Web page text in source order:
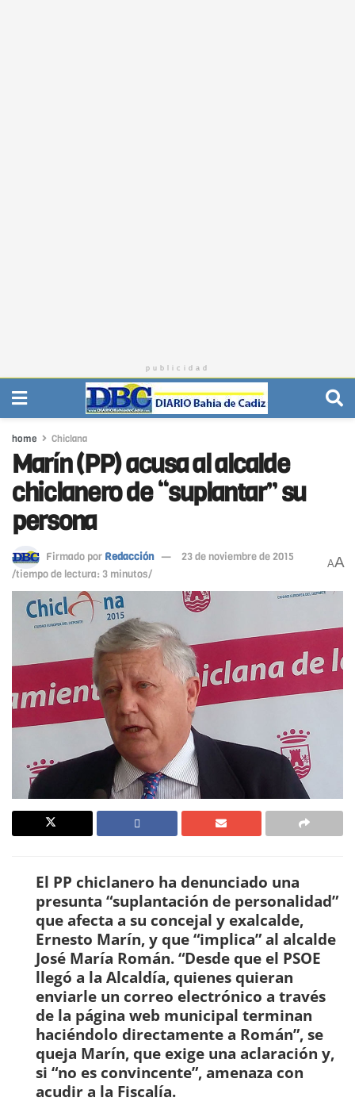
publicidad
home Chiclana
Marín (PP) acusa al alcalde
chiclanero de “suplantar” su
persona
Firmado por Redacción
23 de noviembre de 2015
/tiempo de lectura: 3 minutos/
AA
El PP chiclanero ha denunciado una
presunta “suplantación de personalidad”
que afecta a su concejal y exalcalde,
Ernesto Marín, y que “implica” al alcalde
José María Román. “Desde que el PSOE
llegó a la Alcaldía, quienes quieran
enviarle un correo electrónico a través
de la página web municipal terminan
haciéndolo directamente a Román”, se
queja Marín, que exige una aclaración y,
si “no es convincente”, amenaza con
acudir a la Fiscalía.